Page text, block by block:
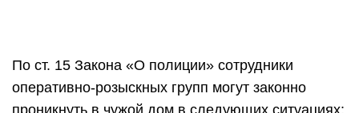
По ст. 15 Закона «О полиции» сотрудники
оперативно-розыскных групп могут законно
проникнуть в чужой дом в следующих ситуациях: